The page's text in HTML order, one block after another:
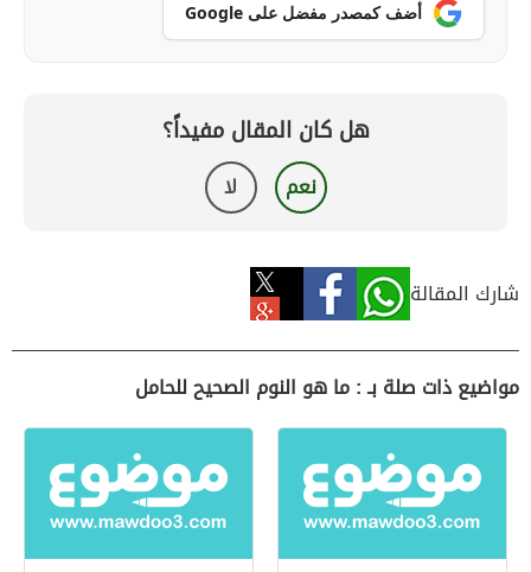
أضف كمصدر مفضل على Google
هل كان المقال مفيداً؟
نعم لا
شارك المقالة
مواضيع ذات صلة بـ : ما هو النوم الصحيح للحامل